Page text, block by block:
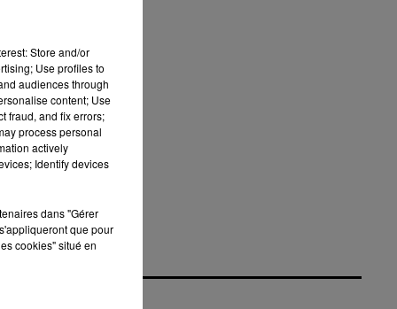
Store and/or
Use profiles to
audiences through
content; Use
fraud, and fix errors;
process personal
actively
Identify devices
dans "Gérer
que pour
cookies" situé en